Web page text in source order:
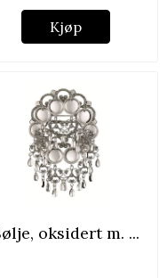
Kjøp
oksidert m. ...